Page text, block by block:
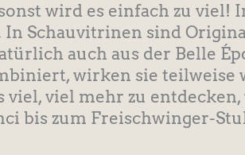
wird es einfach zu viel!
In Schauvitrinen sind
auch aus der Belle
wirken sie teilweise
viel mehr zu
bis zum Freischwinger-